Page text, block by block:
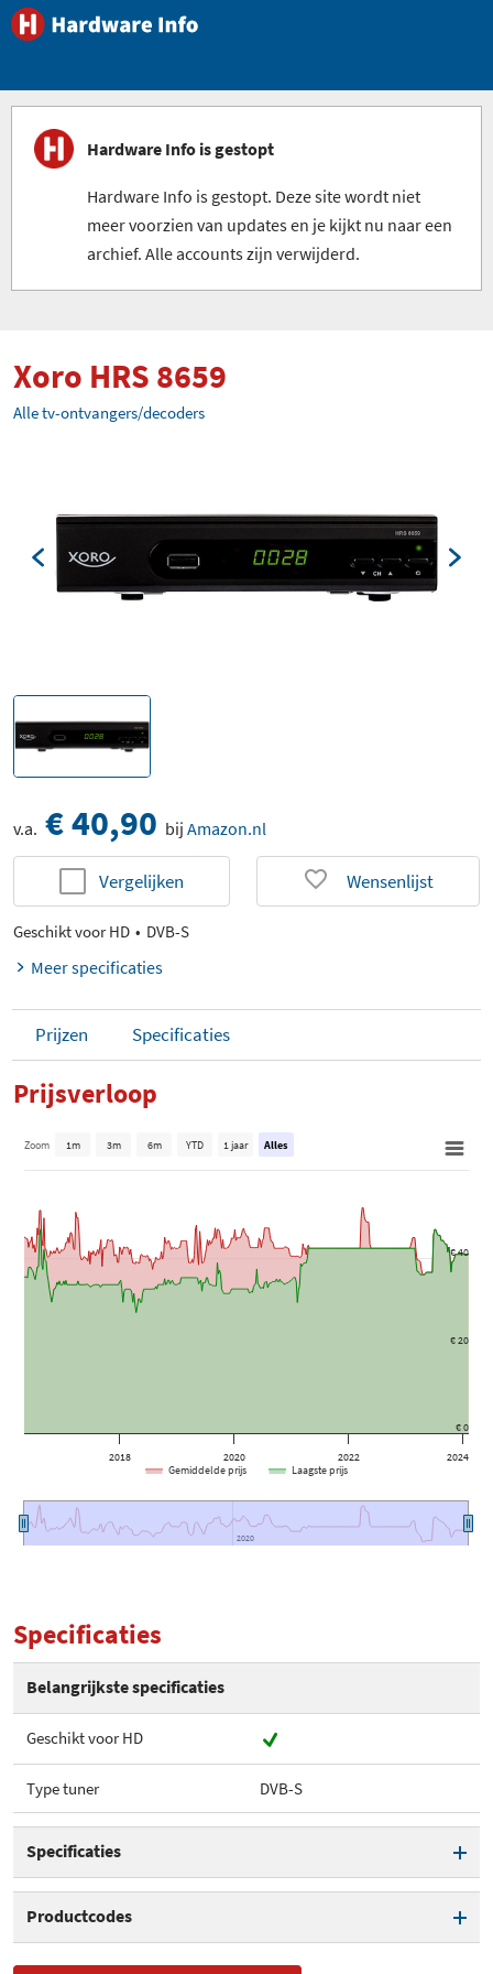
Hardware Info is gestopt
Hardware Info is gestopt. Deze site wordt niet
meer voorzien van updates en je kijkt nu naar een
archief. Alle accounts zijn verwijderd.
Xoro HRS 8659
Alle tv-ontvangers/decoders
v.a. € 40,90 bij Amazon.nl
Vergelijken Wensenlijst
Geschikt voor HD DVB-S
Meer specificaties
Prijzen Specificaties
Prijsverloop
2018 2020 2022 2024
2020
2020
€ 0
€ 20
€ 40
Zoom 1m 3m 6m YTD 1 jaar Alles
Gemiddelde prijs Laagste prijs
Specificaties
Belangrijkste specificaties
Geschikt voor HD
Type tuner DVB-S
Specificaties
Productcodes
SKU SAT100488, HRS 8659,